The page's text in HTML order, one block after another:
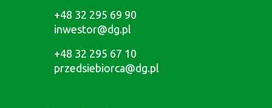
+48 32 295 69 90
inwestor@dg.pl
+48 32 295 67 10
przedsiebiorca@dg.pl